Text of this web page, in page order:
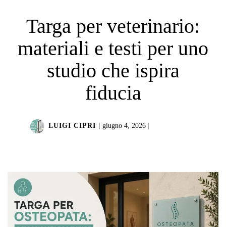
Targa per veterinario:
materiali e testi per uno
studio che ispira
fiducia
LUIGI CIPRI giugno 4, 2026|